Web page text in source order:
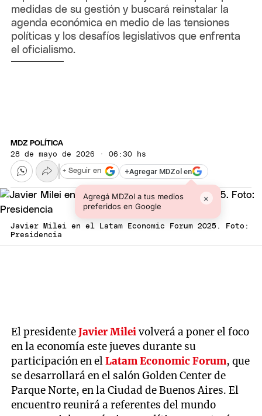
medidas de su gestión y buscará reinstalar la
agenda económica en medio de las tensiones
políticas y los desafíos legislativos que enfrenta
el oficialismo.
MDZ POLÍTICA
28 de mayo de 2026 · 06:30 hs
+Agregar MDZol en
Agregá MDZol a tus medios
preferidos en Google
×
+ Seguir en
Javier Milei en el Latam Economic Forum 2025. Foto:
Presidencia
El presidenteJavier Mileivolverá a poner el foco
en la economía este jueves durante su
participación en elLatam Economic Forum, que
se desarrollará en el salón Golden Center de
Parque Norte, en la Ciudad de Buenos Aires. El
encuentro reunirá a referentes del mundo